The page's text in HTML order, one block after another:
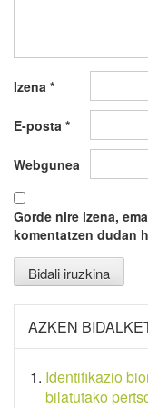
Izena *
E-posta *
Webgunea
Gorde nire izena,
komentatzen dudan
AZKEN
Identifikazio
bilatutako